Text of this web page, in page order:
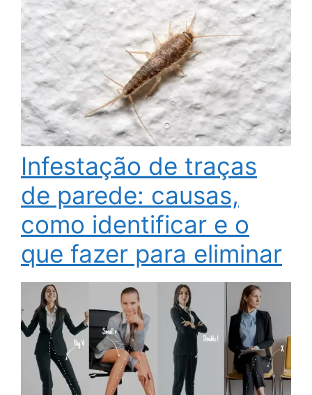
Infestação de traças
de parede: causas,
como identificar e o
que fazer para eliminar